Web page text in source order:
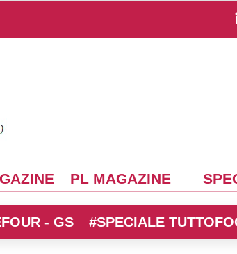
PL MAGAZINE
- GS #SPECIALE